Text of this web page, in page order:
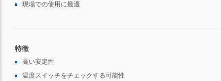
現場での使用に最適
特徴
高い安定性
温度スイッチをチェックする可能性